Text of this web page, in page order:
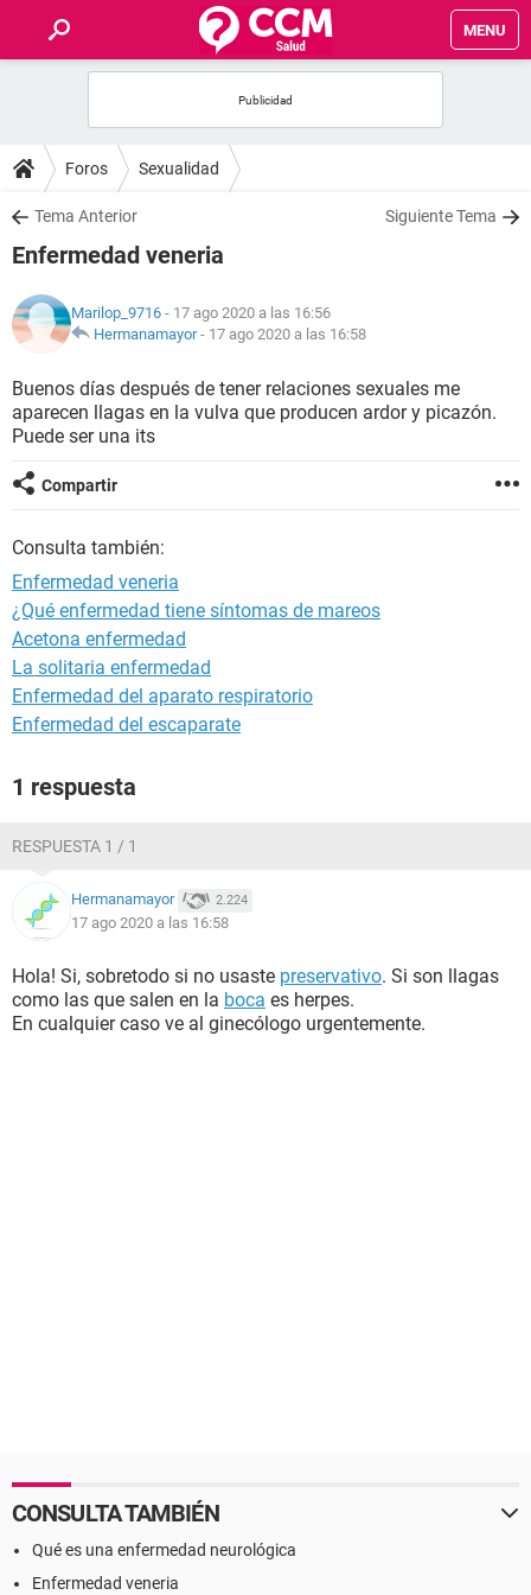
MENU
FOROS
SALUD
NUTRICIÓN
BIENESTAR
Foros Sexualidad
Tema Anterior Siguiente Tema
Enfermedad veneria
Marilop_9716 - 17 ago 2020 a las 16:56
Hermanamayor- 17 ago 2020 a las 16:58
Buenos días después de tener relaciones sexuales me
aparecen llagas en la vulva que producen ardor y picazón.
Puede ser una its
Compartir
Consulta también:
Enfermedad veneria
¿Qué enfermedad tiene síntomas de mareos
Acetona enfermedad
La solitaria enfermedad
Enfermedad del aparato respiratorio
Enfermedad del escaparate
1 respuesta
RESPUESTA 1 / 1
Hermanamayor 2.224
17 ago 2020 a las 16:58
Hola! Si, sobretodo si no usaste preservativo. Si son llagas
como las que salen en la boca es herpes.
En cualquier caso ve al ginecólogo urgentemente.
CONSULTA TAMBIÉN
Qué es una enfermedad neurológica
Enfermedad veneria